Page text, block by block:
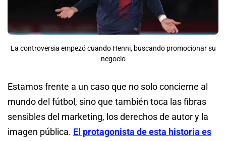
La controversia empezó cuando Henni, buscando promocionar su
negocio
Estamos frente a un caso que no solo concierne al
mundo del fútbol, sino que también toca las fibras
sensibles del marketing, los derechos de autor y la
imagen pública. El protagonista de esta historia es